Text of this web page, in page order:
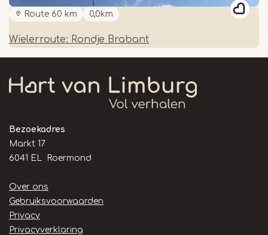
Route 60 km 0,0km
Wielerroute: Rondje Brabant
Bezoekadres
Markt 17
6041 EL Roermond
Handige
links
Over ons
Gebruiksvoorwaarden
Privacy
Privacyverklaring